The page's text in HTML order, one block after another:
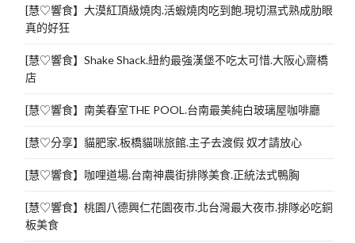
[慧♡響食】大漠紅頂級燒肉.活蝦燒肉吃到飽.現切濕式熟成肋眼
真的好狂
[慧♡響食】Shake Shack.紐約最強漢堡不吃太可惜.大阪心齋橋
店
[慧♡響食】南美春室THE POOL.台南最美純白玻璃屋咖啡廳
[慧♡分享】貓肥家.板橋貓咪旅館.主子去渡假 奴才請放心
[慧♡響食】咖哩道場.台南神農街排隊美食.正統法式鴨胸
[慧♡響食】桃園八德興仁花園夜市.北台灣最大夜市.排隊必吃銅
板美食